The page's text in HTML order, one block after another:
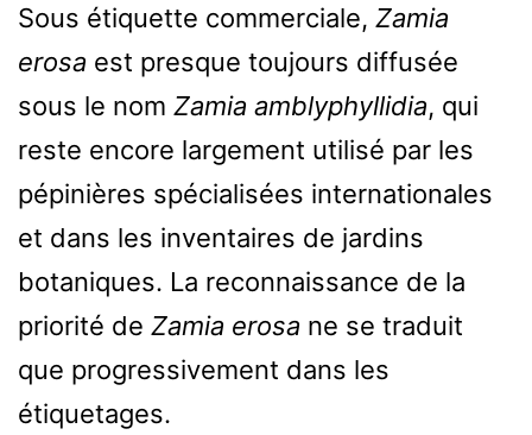
Sous étiquette commerciale, Zamia
erosa est presque toujours diffusée
sous le nom Zamia amblyphyllidia, qui
reste encore largement utilisé par les
pépinières spécialisées internationales
et dans les inventaires de jardins
botaniques. La reconnaissance de la
priorité de Zamia erosa ne se traduit
que progressivement dans les
étiquetages.